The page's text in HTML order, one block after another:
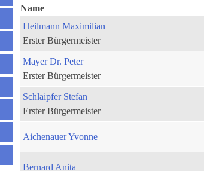
Name
Heilmann Maximilian
Erster Bürgermeister
Mayer Dr. Peter
Erster Bürgermeister
Schlaipfer Stefan
Erster Bürgermeister
Aichenauer Yvonne
Bernard Anita